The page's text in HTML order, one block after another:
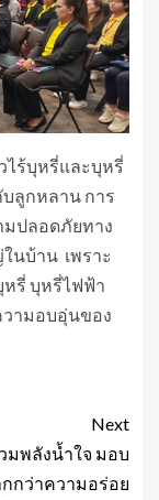
ไร้บุหรี่และบุหรี่
ลูกหลาน การ
มปลอดภัยทาง
นบ้าน เพราะ
รี่ บุหรี่ไฟฟ้า
วามอบอุ่นของ
Next
มพลังน้ำใจ มอบ
กว่าความอร่อย